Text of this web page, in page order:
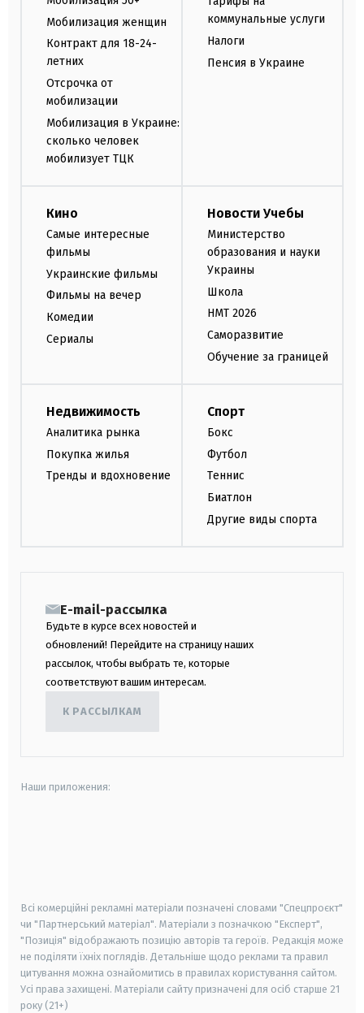
Мобилизация женщин
Контракт для 18-24-
летних
Отсрочка от
мобилизации
Мобилизация в Украине:
сколько человек
мобилизует ТЦК
коммунальные услуги
Налоги
Пенсия в Украине
Кино
Самые интересные
фильмы
Украинские фильмы
Фильмы на вечер
Комедии
Сериалы
Новости Учебы
Министерство
образования и науки
Украины
Школа
НМТ 2026
Саморазвитие
Обучение за границей
Недвижимость
Аналитика рынка
Покупка жилья
Тренды и вдохновение
Спорт
Бокс
Футбол
Теннис
Биатлон
Другие виды спорта
E-mail-рассылка
Будьте в курсе всех новостей и
обновлений! Перейдите на страницу наших
рассылок, чтобы выбрать те, которые
соответствуют вашим интересам.
К РАССЫЛКАМ
Наши приложения:
Всі комерційні рекламні матеріали позначені словами "Спецпроєкт"
чи "Партнерський матеріал". Матеріали з позначкою "Експерт",
"Позиція" відображають позицію авторів та героїв. Редакція може
не поділяти їхніх поглядів. Детальніше щодо реклами та правил
цитування можна ознайомитись в правилах користування сайтом.
Усі права захищені. Матеріали сайту призначені для осіб старше 21
року (21+)